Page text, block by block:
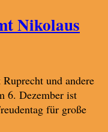
Nikolaus
und andere
6. Dezember ist
für große